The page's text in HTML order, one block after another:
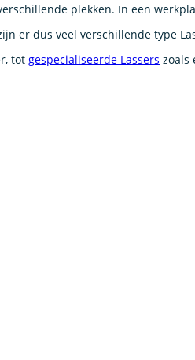
plekken. In een
er dus veel verschillende type
totgespecialiseerde Lassers zoals